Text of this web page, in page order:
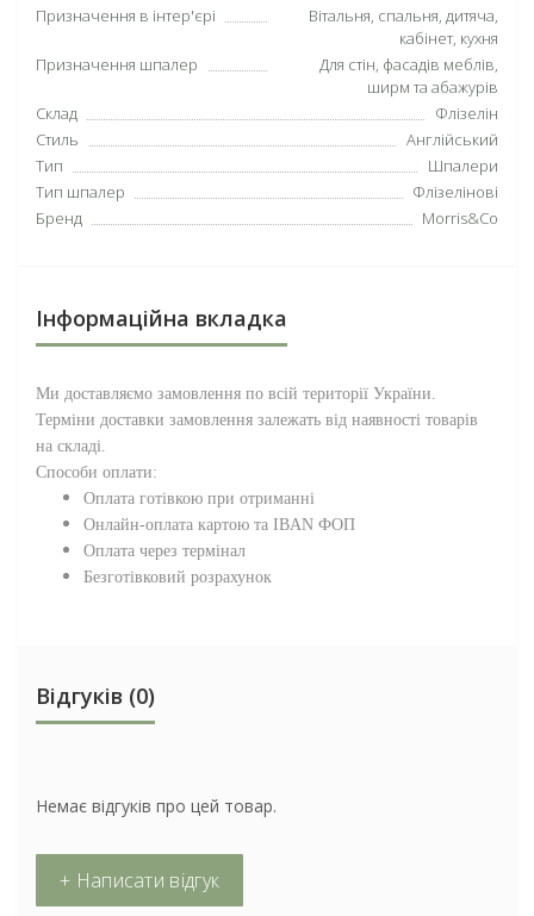
Призначення в інтер'єрі
Вітальня, спальня, дитяча,
кабінет, кухня
Призначення шпалер
Для стін, фасадів меблів,
ширм та абажурів
Склад
Флізелін
Стиль
Англійський
Тип
Шпалери
Тип шпалер
Флізелінові
Бренд
Morris&Co
Інформаційна вкладка
Ми доставляємо замовлення по всій території України.
Терміни доставки замовлення залежать від наявності товарів
на складі.
Способи оплати:
Оплата готівкою при отриманні
Онлайн-оплата картою та IBAN ФОП
Оплата через термінал
Безготівковий розрахунок
Відгуків (0)
Немає відгуків про цей товар.
+ Написати відгук